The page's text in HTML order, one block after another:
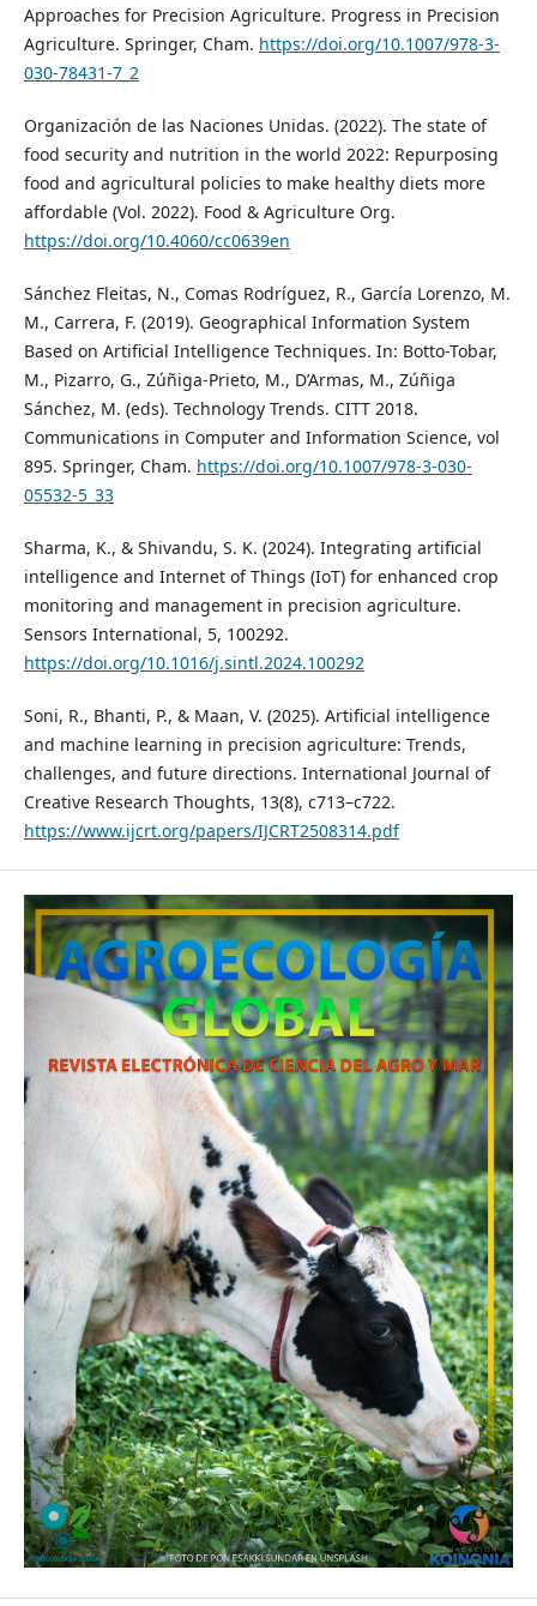
Approaches for Precision Agriculture. Progress in Precision
Agriculture. Springer, Cham. https://doi.org/10.1007/978-3-
030-78431-7_2
Organización de las Naciones Unidas. (2022). The state of
food security and nutrition in the world 2022: Repurposing
food and agricultural policies to make healthy diets more
affordable (Vol. 2022). Food & Agriculture Org.
https://doi.org/10.4060/cc0639en
Sánchez Fleitas, N., Comas Rodríguez, R., García Lorenzo, M.
M., Carrera, F. (2019). Geographical Information System
Based on Artificial Intelligence Techniques. In: Botto-Tobar,
M., Pizarro, G., Zúñiga-Prieto, M., D’Armas, M., Zúñiga
Sánchez, M. (eds). Technology Trends. CITT 2018.
Communications in Computer and Information Science, vol
895. Springer, Cham. https://doi.org/10.1007/978-3-030-
05532-5_33
Sharma, K., & Shivandu, S. K. (2024). Integrating artificial
intelligence and Internet of Things (IoT) for enhanced crop
monitoring and management in precision agriculture.
Sensors International, 5, 100292.
https://doi.org/10.1016/j.sintl.2024.100292
Soni, R., Bhanti, P., & Maan, V. (2025). Artificial intelligence
and machine learning in precision agriculture: Trends,
challenges, and future directions. International Journal of
Creative Research Thoughts, 13(8), c713–c722.
https://www.ijcrt.org/papers/IJCRT2508314.pdf